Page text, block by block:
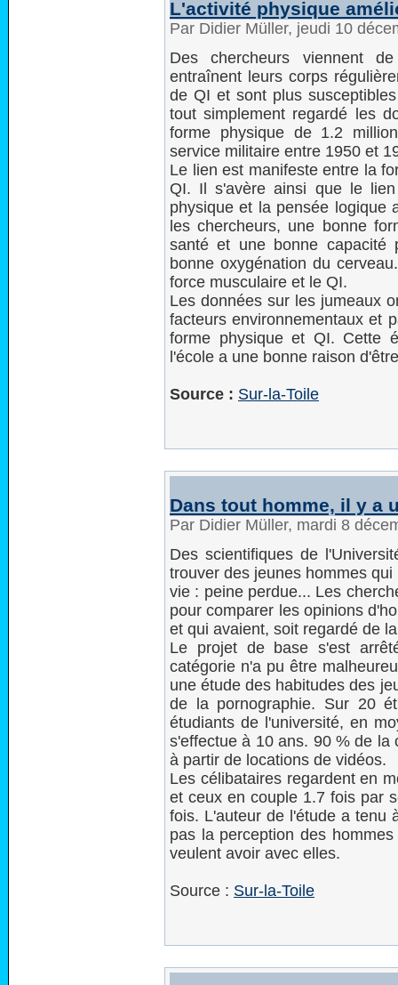
L'activité physique
Par Didier Müller, jeudi 10
Des chercheurs viennent
entraînent leurs corps
de QI et sont plus
tout simplement regardé les
forme physique de 1.2
service militaire entre 1950 et
Le lien est manifeste entre la
QI. Il s'avère ainsi que le
physique et la pensée logique
les chercheurs, une bonne
santé et une bonne capacité
bonne oxygénation du
force musculaire et le QI.
Les données sur les jumeaux
facteurs environnementaux et
forme physique et QI. Cette
l'école a une bonne raison
Source : Sur-la-Toile
Dans tout homme, il y a
Par Didier Müller, mardi 8
Des scientifiques de
trouver des jeunes hommes
vie : peine perdue... Les
pour comparer les opinions
et qui avaient, soit regardé de
Le projet de base s'est
catégorie n'a pu être
une étude des habitudes des
de la pornographie. Sur 20
étudiants de l'université, en
s'effectue à 10 ans. 90 % de la
à partir de locations de vidéos.
Les célibataires regardent en
et ceux en couple 1.7 fois par
fois. L'auteur de l'étude a tenu
pas la perception des
veulent avoir avec elles.
Source : Sur-la-Toile